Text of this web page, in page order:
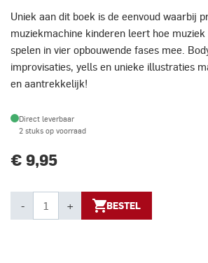
Uniek aan dit boek is de eenvoud waarbij
muziekmachine kinderen leert hoe
spelen in vier opbouwende fases mee.
improvisaties, yells en unieke illustraties
en aantrekkelijk!
Direct leverbaar
2 stuks op voorraad
€ 9,95
- + BESTEL